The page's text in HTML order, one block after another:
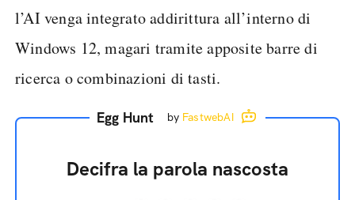
l’AI venga integrato addirittura all’interno di
Windows 12, magari tramite apposite barre di
ricerca o combinazioni di tasti.
Egg Hunt by FastwebAI
Decifra la parola nascosta